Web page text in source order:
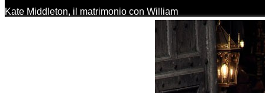
Kate Middleton, il matrimonio con William